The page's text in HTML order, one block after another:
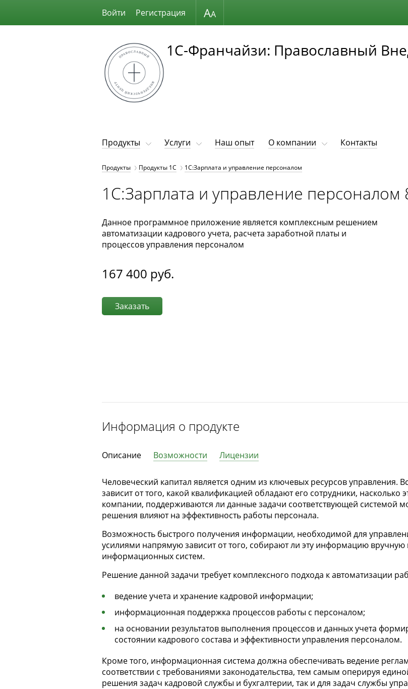
Размер шрифта
1С-Франчайзи: Православный
Войти Регистрация
Продукты Услуги Наш опыт О компании Контакты
Продукты Продукты 1С 1С:Зарплата и управление персоналом
1С:Зарплата и управление
Данное программное приложение является комплексным решением
автоматизации кадрового учета, расчета заработной платы и
процессов управления персоналом
167 400 руб.
Заказать
Информация о продукте
Описание Возможности Лицензии
Человеческий капитал является одним из ключевых ресурсов управления.
зависит от того, какой квалификацией обладают его сотрудники, насколько
компании, поддерживаются ли данные задачи соответствующей системой
решения влияют на эффективность работы персонала.
Возможность быстрого получения информации, необходимой для
усилиями напрямую зависит от того, собирают ли эту информацию
информационных систем.
Решение данной задачи требует комплексного подхода к автоматизации
ведение учета и хранение кадровой информации;
информационная поддержка процессов работы с персоналом;
на основании результатов выполнения процессов и данных учета
состоянии кадрового состава и эффективности управления персоналом.
Кроме того, информационная система должна обеспечивать ведение
соответствии с требованиями законодательства, тем самым оперируя
решения задач кадровой службы и бухгалтерии, так и для задач службы